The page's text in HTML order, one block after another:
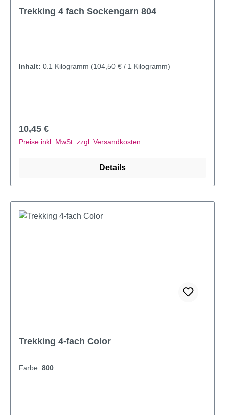
Trekking 4 fach Sockengarn 804
Inhalt: 0.1 Kilogramm (104,50 € / 1 Kilogramm)
Regulärer Preis:
10,45 €
Preise inkl. MwSt. zzgl. Versandkosten
Details
Trekking 4-fach Color
Farbe: 800